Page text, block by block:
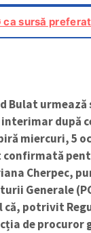
ca sursă
Bulat urmează
după
miercuri, 5
Cherpec,
Generale
potrivit
de procuror